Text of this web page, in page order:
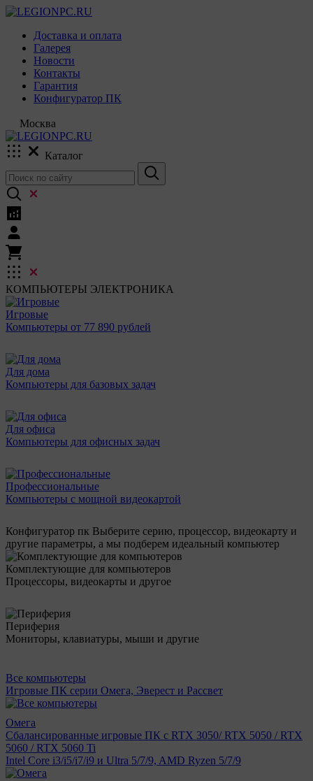
Доставка и оплата
Галерея
Новости
Контакты
Гарантия
Конфигуратор ПК
Москва
Каталог
КОМПЬЮТЕРЫ ЭЛЕКТРОНИКА
Игровые
Компьютеры от 77 890 рублей
Для дома
Компьютеры для базовых задач
Для офиса
Компьютеры для офисных задач
Профессиональные
Компьютеры с мощной видеокартой
Конфигуратор пк Выберите серию, процессор, видеокарту и
другие параметры, а мы подберем идеальный компьютер
Комплектующие для компьютеров
Процессоры, видеокарты и другое
Периферия
Мониторы, клавиатуры, мыши и другие
Все компьютеры
Игровые ПК серии Омега, Эверест и Рассвет
Омега
Сбалансированные игровые ПК с RTX 3050/ RTX 5050 / RTX
5060 / RTX 5060 Ti
Intel Core i3/i5/i7/i9 и Ultra 5/7/9, AMD Ryzen 5/7/9